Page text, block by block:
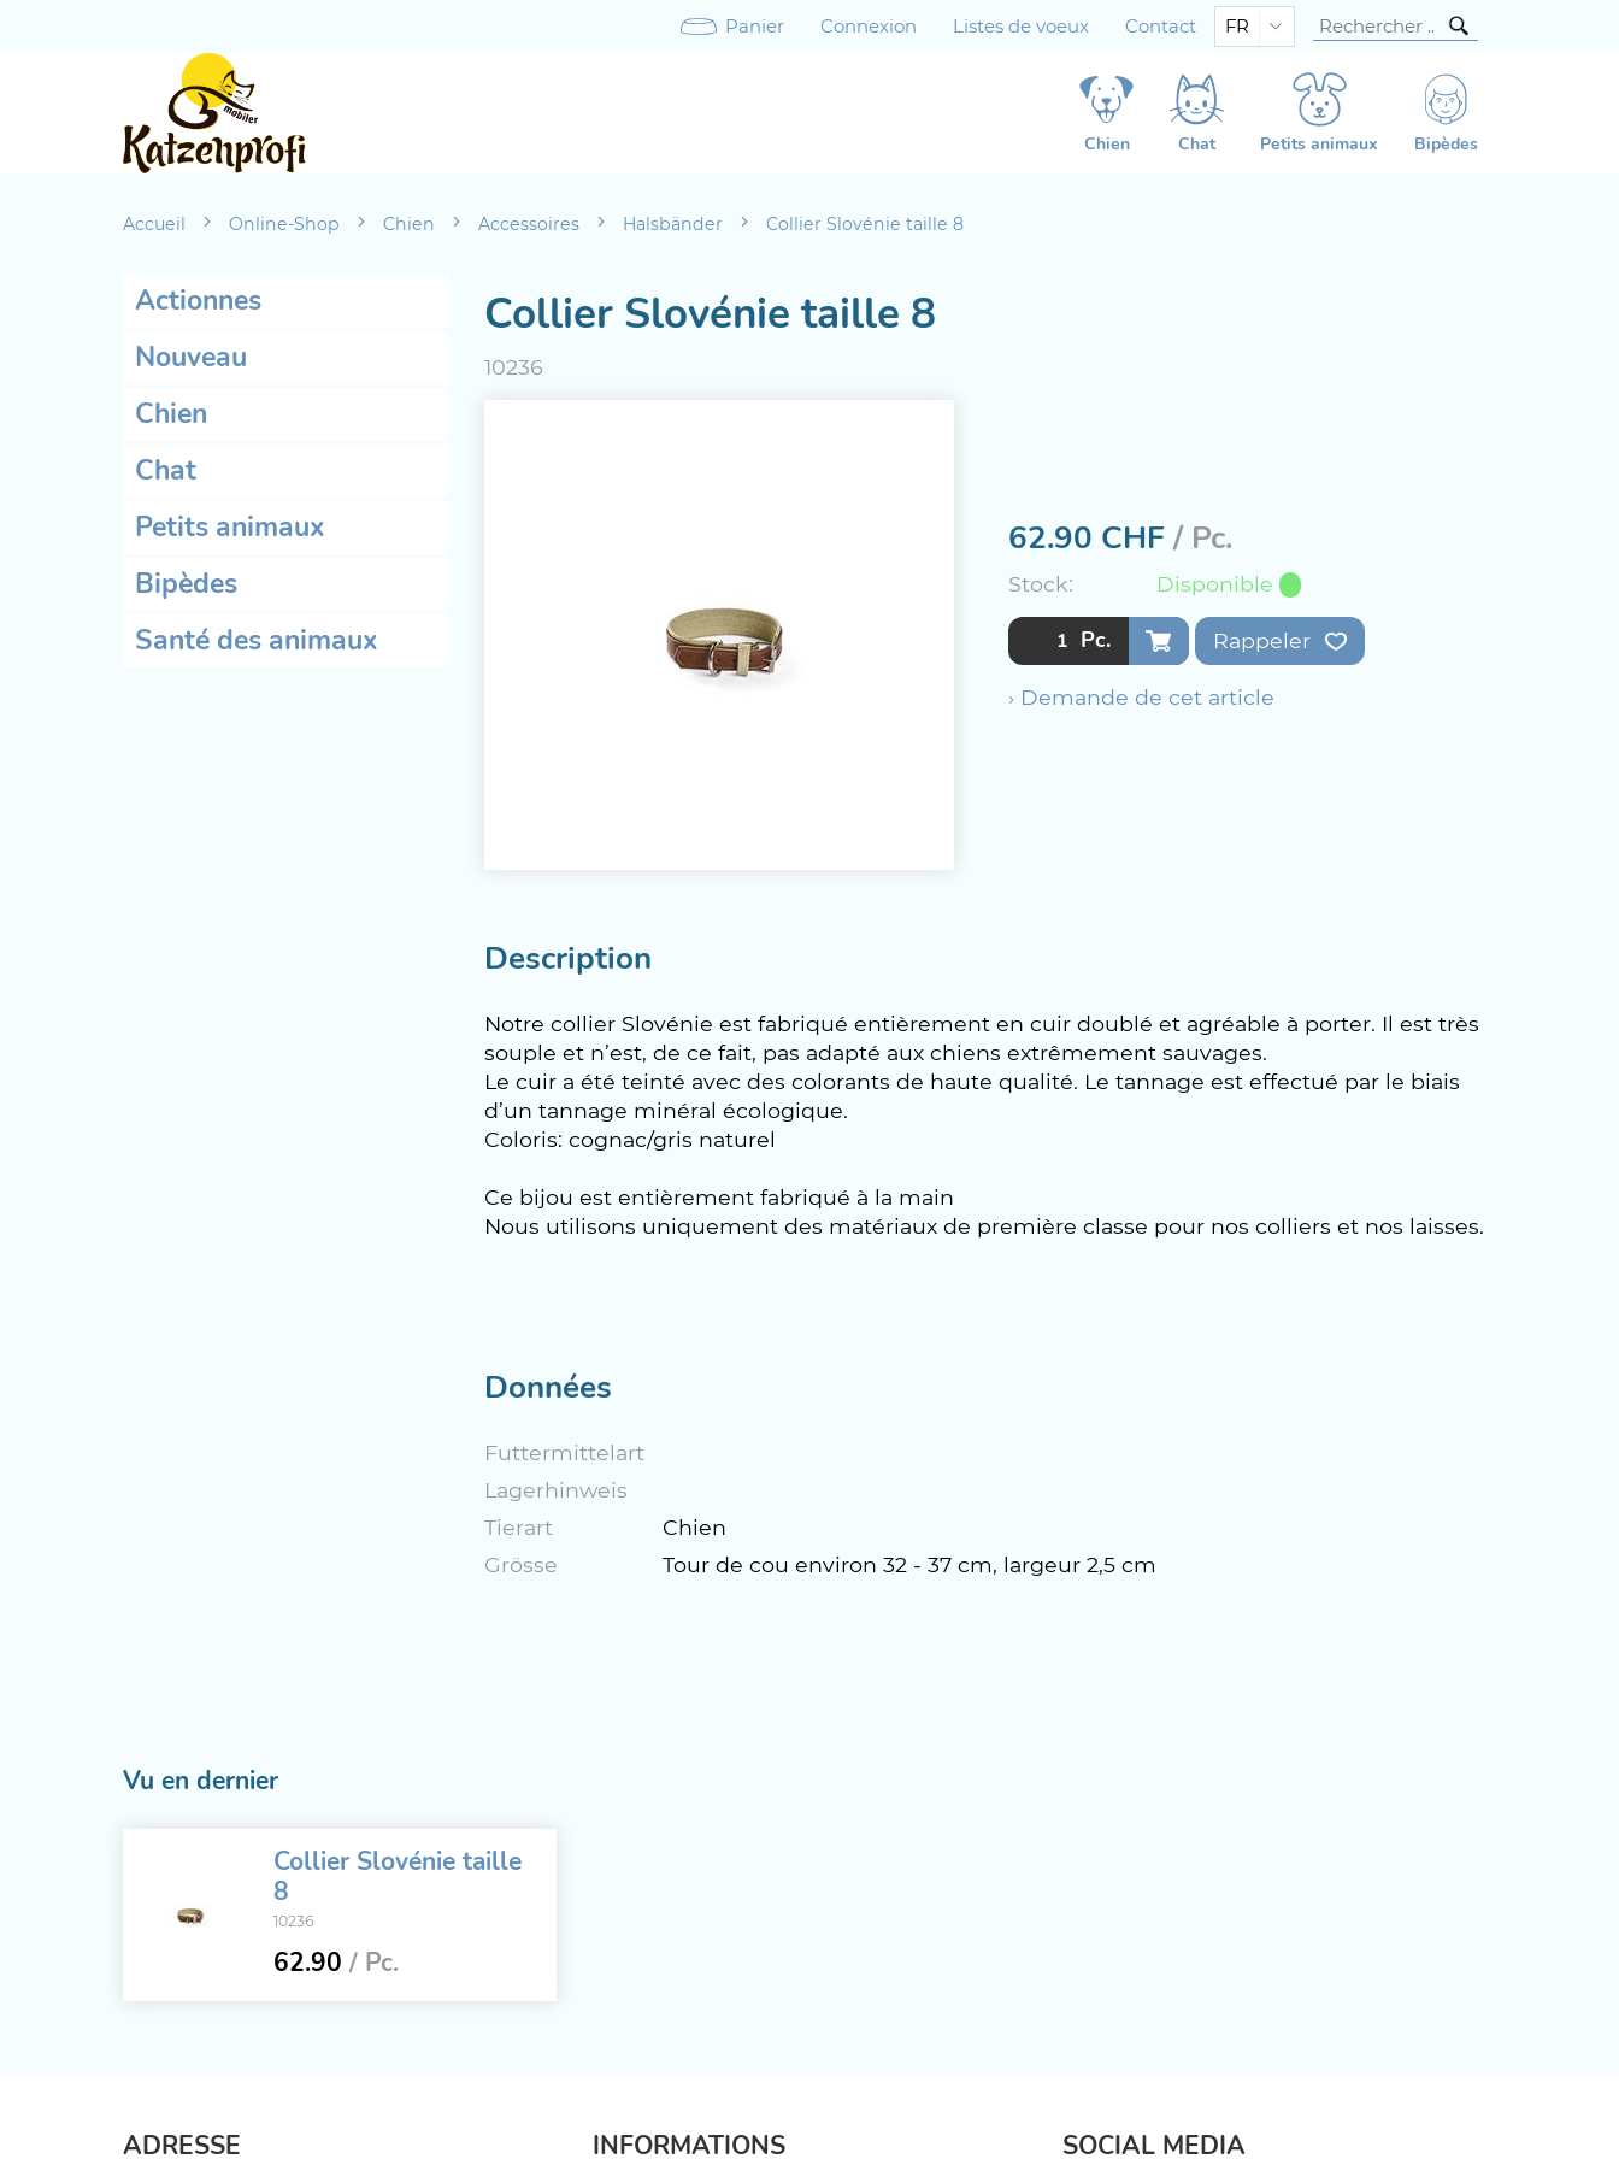
Panier Connexion Listes de voeux Contact FR
Chien Chat Petits animaux Bipèdes
Accueil Online-Shop Chien Accessoires Halsbänder Collier Slovénie taille 8
Actionnes
Nouveau
Chien
Chat
Petits animaux
Bipèdes
Santé des animaux
Collier Slovénie taille 8
10236
62.90 CHF/ Pc.
Stock: Disponible
Pc. Rappeler
› Demande de cet article
Description
Notre collier Slovénie est fabriqué entièrement en cuir doublé et agréable à porter. Il est très
souple et n’est, de ce fait, pas adapté aux chiens extrêmement sauvages.
Le cuir a été teinté avec des colorants de haute qualité. Le tannage est effectué par le biais
d’un tannage minéral écologique.
Coloris: cognac/gris naturel
Ce bijou est entièrement fabriqué à la main
Nous utilisons uniquement des matériaux de première classe pour nos colliers et nos laisses.
Données
Futtermittelart
Lagerhinweis
Tierart
Chien
Grösse
Tour de cou environ 32 - 37 cm, largeur 2,5 cm
Vu en dernier
Collier Slovénie taille
8
10236
62.90 / Pc.
ADRESSE INFORMATIONS SOCIAL MEDIA